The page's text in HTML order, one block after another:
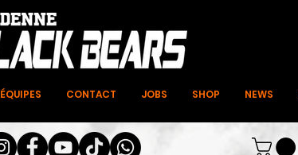
ÉQUIPES CONTACT JOBS SHOP NEWS